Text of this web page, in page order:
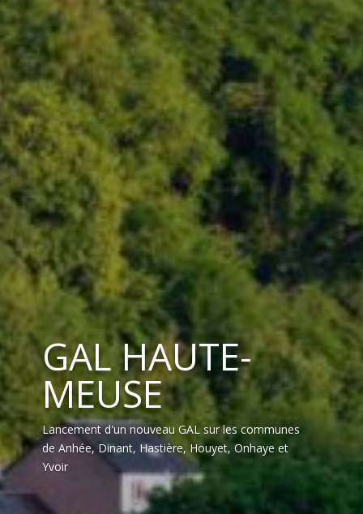
GAL HAUTE-
MEUSE
Lancement d'un nouveau GAL sur les communes
de Anhée, Dinant, Hastière, Houyet, Onhaye et
Yvoir